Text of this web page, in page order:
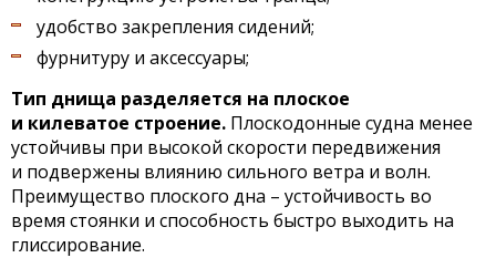
удобство закрепления сидений;
фурнитуру и аксессуары;
Тип днища разделяется на плоское
и килеватое строение. Плоскодонные судна менее
устойчивы при высокой скорости передвижения
и подвержены влиянию сильного ветра и волн.
Преимущество плоского дна – устойчивость во
время стоянки и способность быстро выходить на
глиссирование.